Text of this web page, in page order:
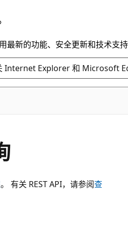
新的功能、安全更新和技术支持
Internet Explorer 和 Microsoft
。 有关 REST API，请参阅查